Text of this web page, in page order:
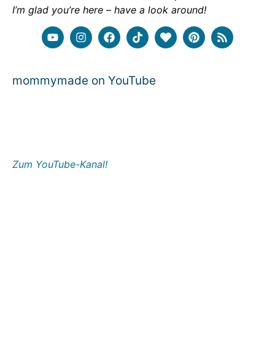
I’m glad you’re here – have a look around!
mommymade on YouTube
Zum YouTube-Kanal!